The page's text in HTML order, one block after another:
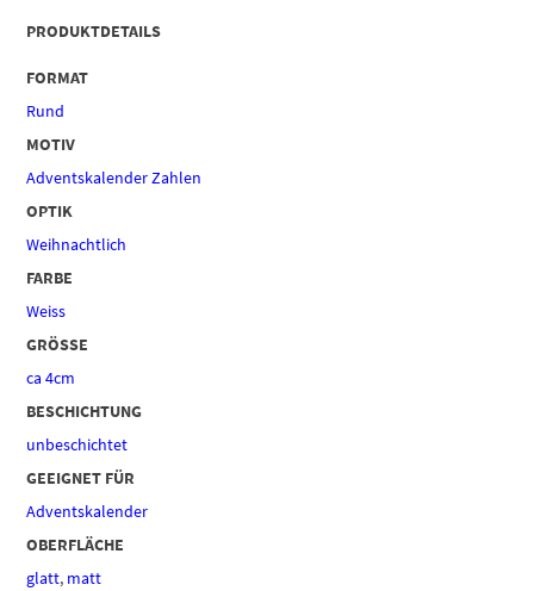
PRODUKTDETAILS
FORMAT
Rund
MOTIV
Adventskalender Zahlen
OPTIK
Weihnachtlich
FARBE
Weiss
GRÖSSE
ca 4cm
BESCHICHTUNG
unbeschichtet
GEEIGNET FÜR
Adventskalender
OBERFLÄCHE
glatt, matt